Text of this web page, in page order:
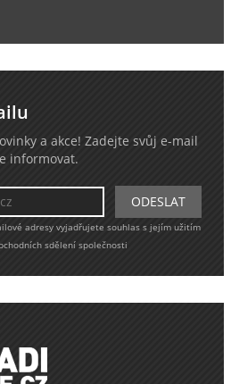
a akce! Zadejte svůj e-mail
informovat.
adresy vyjadřujete souhlas s jejím užitím
sdělení společnosti